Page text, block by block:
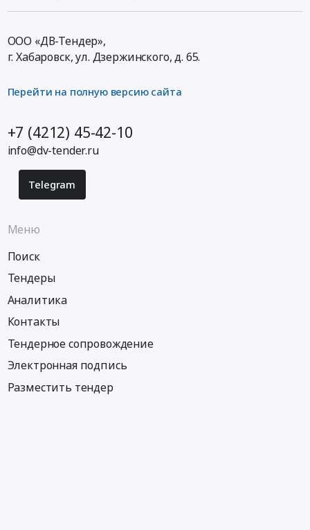
ООО «ДВ-Тендер»,
г. Хабаровск,ул. Дзержинского, д. 65.
Перейти на полную версию сайта
+7 (4212) 45-42-10
info@dv-tender.ru
Telegram
Меню
Поиск
Тендеры
Аналитика
Контакты
Тендерное сопровождение
Электронная подпись
Разместить тендер